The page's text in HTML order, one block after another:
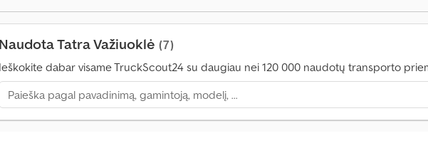
Tatra Važiuoklė (7)
dabar visame TruckScout24 su daugiau nei 120 000 naudotų transporto
0
0
i
r